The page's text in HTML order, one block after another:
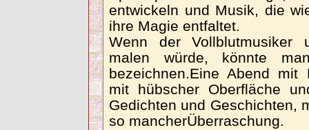
entwickeln und Musik, die
ihre Magie entfaltet.
Wenn der Vollblutmusiker
malen würde, könnte
bezeichnen.Eine Abend mit
mit hübscher Oberfläche
Gedichten und Geschichten,
so mancherÜberraschung.